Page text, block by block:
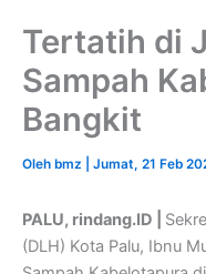
Tertatih di
Sampah
Bangkit
Oleh bmz Jumat, 21 Feb
PALU, rindang.ID |
(DLH) Kota Palu, Ibnu